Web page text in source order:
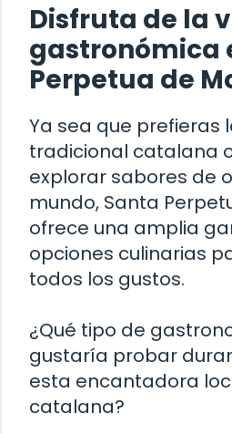
Disfruta de la
gastronómica
Perpetua de
Ya sea que prefieras
tradicional catalana
explorar sabores de
mundo, Santa
ofrece una amplia
opciones culinarias
todos los gustos.
¿Qué tipo de
gustaría probar
esta encantadora
catalana?